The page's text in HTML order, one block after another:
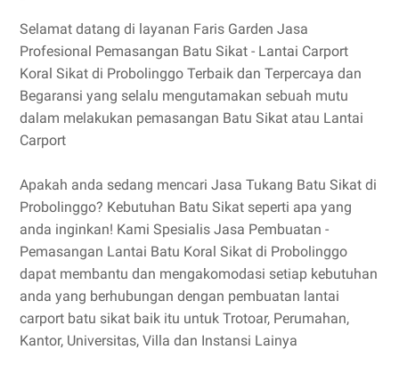
Selamat datang di layanan Faris Garden Jasa
Profesional Pemasangan Batu Sikat - Lantai Carport
Koral Sikat di Probolinggo Terbaik dan Terpercaya dan
Begaransi yang selalu mengutamakan sebuah mutu
dalam melakukan pemasangan Batu Sikat atau Lantai
Carport
Apakah anda sedang mencari Jasa Tukang Batu Sikat di
Probolinggo? Kebutuhan Batu Sikat seperti apa yang
anda inginkan! Kami Spesialis Jasa Pembuatan -
Pemasangan Lantai Batu Koral Sikat di Probolinggo
dapat membantu dan mengakomodasi setiap kebutuhan
anda yang berhubungan dengan pembuatan lantai
carport batu sikat baik itu untuk Trotoar, Perumahan,
Kantor, Universitas, Villa dan Instansi Lainya